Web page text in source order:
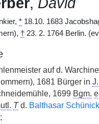
* 18.10. 1683
† 23. 2. 1764 Berlin.
auf d.
1681 Bürger in J.
1699 Bgm.
Td. Balthasar
;